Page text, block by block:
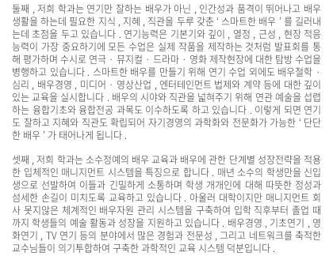
둘째 , 저희 학과는 연기만 잘하는 배우가 아닌 , 인간성과 품격이 뛰어나고 배우
생활을 하는데 필요한 지식 , 지혜 , 직관을 두루 갖춘 ‘ 스마트한 배우 ’ 를 길러내
는데 초점을 두고 있습니다 . 연기능력은 기본기와 깊이 , 열정 , 근성 , 현장 적응
능력이 가장 중요하기에 모든 수업은 실제 작품을 제작하는 것처럼 발표회를 통
해 평가하며 수시로 연극 · 뮤지컬 · 드라마 · 영화 제작현장에 대한 탐방 수업을
병행하고 있습니다 . 스마트한 배우를 만들기 위해 연기 수업 외에도 배우철학 ·
심리 , 배우경영 , 미디어 · 영상산업 , 엔터테인먼트 법제와 계약 등에 대한 깊이
있는 교육을 실시합니다 . 배우의 시야와 직관을 넓혀주기 위해 연관 예술을 섭렵
하는 융합기초와 융합전공 과목도 이수하도록 하고 있습니다 . 이렇게 되면 연기
도 잘하고 지혜와 직관도 확립되어 자기경영의 과학화와 전문화가 가능한 ‘ 단단
한 배우 ’ 가 태어나게 됩니다 .
셋째 , 저희 학과는 소수정예의 배우 교육과 배우에 관한 단계별 성장전략을 적용
한 입체적인 매니지먼트 시스템을 특징으로 합니다 . 매년 소수의 학생만을 신입
생으로 선발하여 이들과 긴밀하게 소통하며 학생 개개인에 대해 따뜻한 정성과
섬세한 손길이 미치도록 교육하고 있습니다 . 아울러 대학이지만 매니지먼트 회
사 못지않은 체계적인 배우자원 관리 시스템을 구축하여 입학 직후부터 졸업 때
까지 학생들의 예술 활동과 성장을 지원하고 있습니다 . 배우경영 , 기초연기 , 영
화연기 , TV 연기 등의 분야에서 많은 경험과 전문성 , 그리고 네트워크를 축적한
교수님들이 의기투합하여 구축한 과학적인 교육 시스템 덕분입니다 .